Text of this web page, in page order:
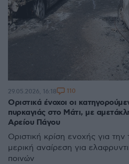
Οριστικά ένοχοι οι
πυρκαγιάς στο Μάτι, με
Αρείου Πάγου
Οριστική κρίση ενοχής για
μερική αναίρεση για
ποινών
29.05.2026, 16:18 110